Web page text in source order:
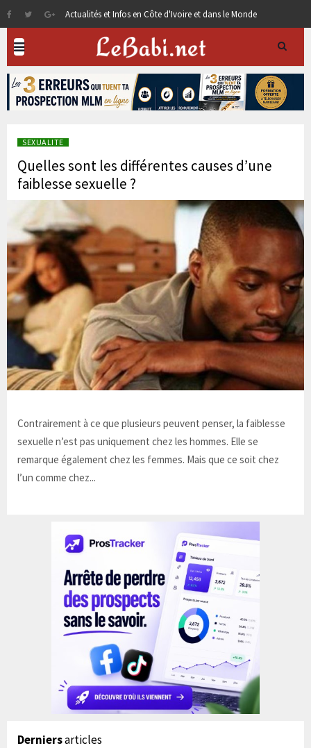
Actualités et Infos en Côte d'Ivoire et dans le Monde
SEXUALITE
Quelles sont les différentes causes d’une
faiblesse sexuelle ?
Contrairement à ce que plusieurs peuvent penser, la faiblesse
sexuelle n’est pas uniquement chez les hommes. Elle se
remarque également chez les femmes. Mais que ce soit chez
l’un comme chez...
Derniersarticles